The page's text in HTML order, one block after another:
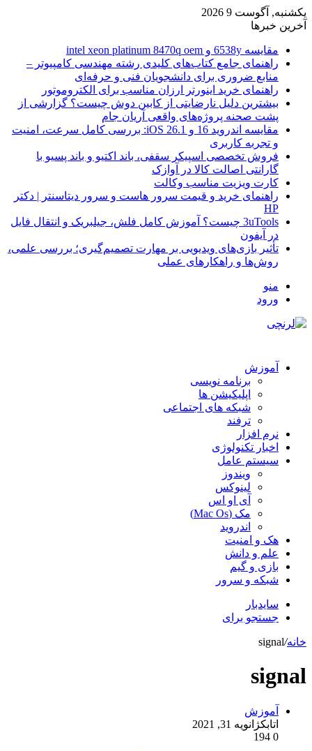
یکشنبه, آگوست 9 2026
آخرین خبرها
مقایسه 6538y و intel xeon platinum 8470q oem
راهنمای جامع کتاب‌های کلیدی رشته مهندسی کامپیوتر –
منابع ضروری برای دانشجویان فنی و حرفه‌ای
راهنمای خرید اینورتر ارزان مناسب برای الکتروموتور
بیشترین دلیل نارضایتی از کابین دوش چیست؟ گزارشی از
پشت صحنه پروژه‌های واقعی آریان جام
مقایسه اندروید 16 و iOS 26.1: بررسی کامل سرعت، امنیت
و تجربه کاربری
فروش تخصصی اسپیکر سقفی، باند اکتیو و باند پسیو با
گارانتی اصالت کالا در آوازک
کارت ویزیت مناسب وکالت
راهنمای خرید و قیمت سرور هاست و سرور دیتاسنتر | دکتر
HP
3uTools چیست؟ آموزش کامل فلش، جیلبریک و انتقال فایل
در آیفون
تأثیر بازی‌های ویدیویی بر مهارت تصمیم‌گیری؛ بررسی علمی،
روش‌ها و راهکارهای عملی
منو
ورود
آموزش
برنامه نویسی
اپلیکیشن ها
شبکه های اجتماعی
ترفند
نرم افزار
اخبار تکنولوژی
سیستم عامل
ویندوز
لینوکس
آی او اس
مک (Mac Os)
اندروید
هک و امنیت
علم و دانش
بازی و گیم
شبکه و سرور
سایدبار
جستجو برای
خانه/
signal
signal
آموزش
اتابکژانویه 31, 2021
0